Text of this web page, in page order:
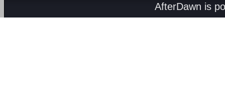
AfterDawn is